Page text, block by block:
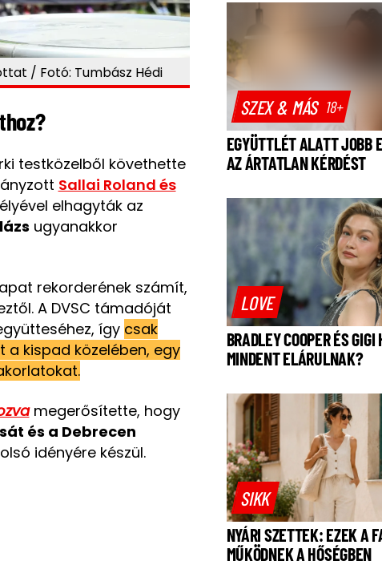
/ Fotó: Tumbász Hédi
testközelből követhette
Sallai Roland és
elhagyták az
ugyanakkor
rekorderének számít,
A DVSC támadóját
így csak
a kispad közelében, egy
megerősítette, hogy
és a Debrecen
idényére készül.
SZEX & MÁS 18+
EGYÜTTLÉT ALATT JOBB
AZ ÁRTATLAN KÉRDÉST
LOVE
BRADLEY COOPER ÉS GIGI
MINDENT ELÁRULNAK?
SIKK
NYÁRI SZETTEK: EZEK A
MŰKÖDNEK A HŐSÉGBEN